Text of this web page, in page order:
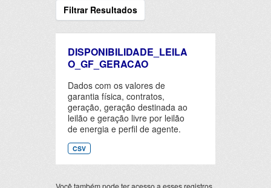
Filtrar Resultados
DISPONIBILIDADE_LEILA
O_GF_GERACAO
Dados com os valores de
garantia física, contratos,
geração, geração destinada ao
leilão e geração livre por leilão
de energia e perfil de agente.
CSV